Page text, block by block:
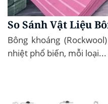
So Sánh Vật Liệu
Bông khoáng
nhiệt phổ biến, mỗi loại...